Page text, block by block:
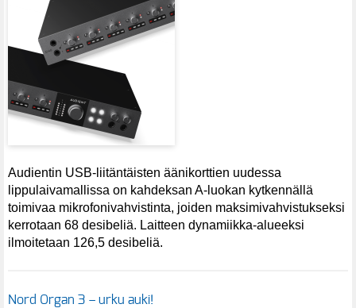
Audientin USB-liitäntäisten äänikorttien uudessa
lippulaivamallissa on kahdeksan A-luokan kytkennällä
toimivaa mikrofonivahvistinta, joiden maksimivahvistukseksi
kerrotaan 68 desibeliä. Laitteen dynamiikka-alueeksi
ilmoitetaan 126,5 desibeliä.
Nord Organ 3 – urku auki!